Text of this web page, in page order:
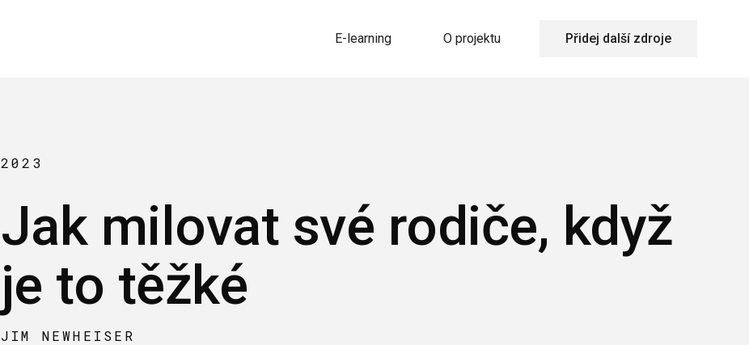
E-learning O projektu Přidej další zdroje
2023
Jak milovat své rodiče, když
je to těžké
JIM NEWHEISER